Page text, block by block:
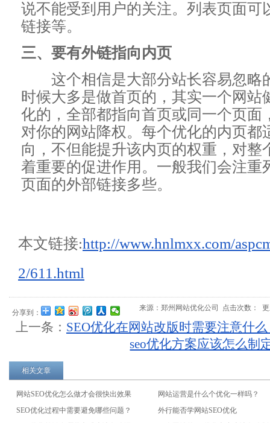
说不能受到用户的关注。列表页面可
链接等。
三、要有外链指向内页
这个相信是大部分站长容易忽略
时候大多是做首页的，其实一个网站
化的，全部都指向首页或同一个页面
对你的网站降权。每个优化的内页都
向，不但能提升该内页的权重，对整
着重要的促进作用。一般我们会注重
页面的外部链接多些。
本文链接:http://www.hnlmxx.com/
2/611.html
分享到：
来源： 郑州网站优化公司 点击次数：
上一条： SEO优化在网站改版时需要注意什
seo优化方案应该怎么制
相关文章
网站SEO优化怎么做才会很快出效果
网站运营是什么个优化一样吗？
SEO优化过程中需要避免哪些问题？
外行能否学网站SEO优化